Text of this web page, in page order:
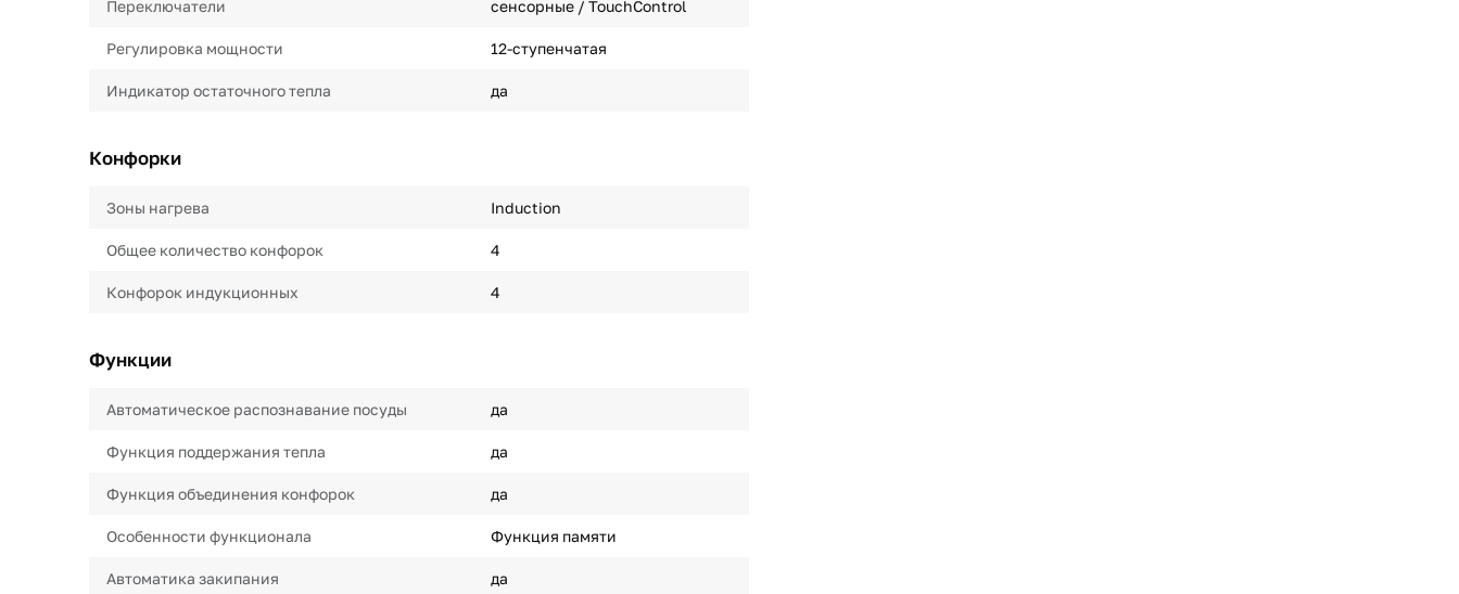
Переключатели сенсорные / TouchControl
Регулировка мощности 12-ступенчатая
Индикатор остаточного тепла да
Конфорки
Зоны нагрева Induction
Общее количество конфорок 4
Конфорок индукционных 4
Функции
Автоматическое распознавание посуды да
Функция поддержания тепла да
Функция объединения конфорок да
Особенности функционала Функция памяти
Автоматика закипания да